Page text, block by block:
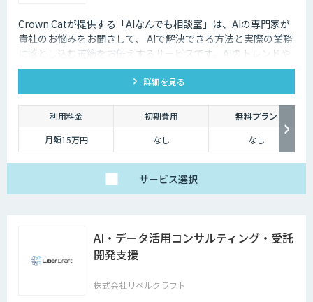
Crown Catが提供する「AIなんでも相談室」は、AIの専門家が
貴社のお悩みをお聞きして、 AIで解決できる方法と実際の業務
に落とし込む道筋をお伝えするサービスです。AIのトレンドや
最新の事例はもちろん、自社にあった活用を安価にクイックに
詳細を見る
利用料金 初期費用
無料プラン
月額15万円
なし なし
サービス選択
AI・データ活用コンサルティング・受託
開発支援
株式会社リベルクラフト